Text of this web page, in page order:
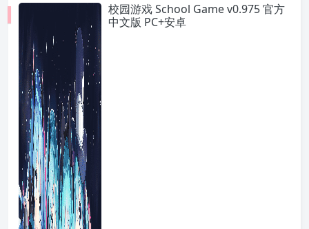
校园游戏 School Game v0.975 官方
中文版 PC+安卓